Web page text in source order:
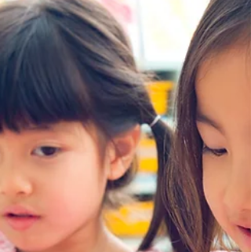
害との関連
妊娠期のベンゾジアゼピン類使用と神経発達（発
達障害の症状を含む）との関連性についてお伝え
してきました。 今回は、抗うつ薬のしようと発
（早産やASD/ADHD症状を含む）との関連につい
て調べた研究をご紹介します。 Associations of
Maternal...